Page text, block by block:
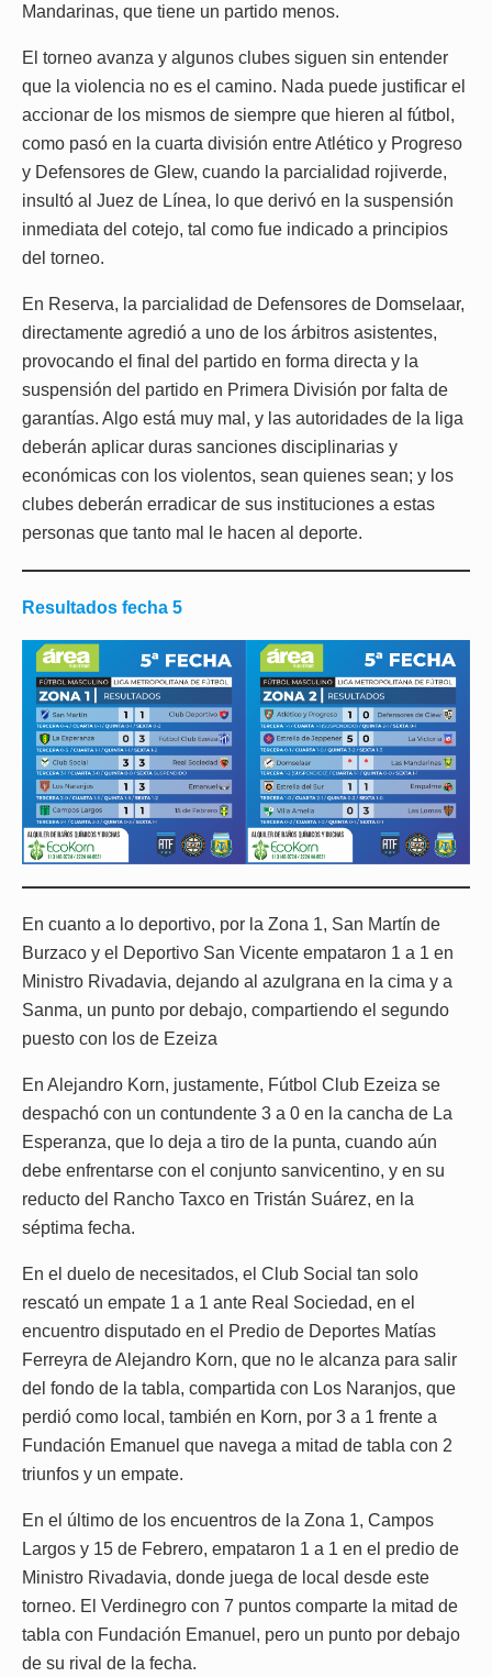
Mandarinas, que tiene un partido menos.
El torneo avanza y algunos clubes siguen sin entender
que la violencia no es el camino. Nada puede justificar el
accionar de los mismos de siempre que hieren al fútbol,
como pasó en la cuarta división entre Atlético y Progreso
y Defensores de Glew, cuando la parcialidad rojiverde,
insultó al Juez de Línea, lo que derivó en la suspensión
inmediata del cotejo, tal como fue indicado a principios
del torneo.
En Reserva, la parcialidad de Defensores de Domselaar,
directamente agredió a uno de los árbitros asistentes,
provocando el final del partido en forma directa y la
suspensión del partido en Primera División por falta de
garantías. Algo está muy mal, y las autoridades de la liga
deberán aplicar duras sanciones disciplinarias y
económicas con los violentos, sean quienes sean; y los
clubes deberán erradicar de sus instituciones a estas
personas que tanto mal le hacen al deporte.
Resultados fecha 5
En cuanto a lo deportivo, por la Zona 1, San Martín de
Burzaco y el Deportivo San Vicente empataron 1 a 1 en
Ministro Rivadavia, dejando al azulgrana en la cima y a
Sanma, un punto por debajo, compartiendo el segundo
puesto con los de Ezeiza
En Alejandro Korn, justamente, Fútbol Club Ezeiza se
despachó con un contundente 3 a 0 en la cancha de La
Esperanza, que lo deja a tiro de la punta, cuando aún
debe enfrentarse con el conjunto sanvicentino, y en su
reducto del Rancho Taxco en Tristán Suárez, en la
séptima fecha.
En el duelo de necesitados, el Club Social tan solo
rescató un empate 1 a 1 ante Real Sociedad, en el
encuentro disputado en el Predio de Deportes Matías
Ferreyra de Alejandro Korn, que no le alcanza para salir
del fondo de la tabla, compartida con Los Naranjos, que
perdió como local, también en Korn, por 3 a 1 frente a
Fundación Emanuel que navega a mitad de tabla con 2
triunfos y un empate.
En el último de los encuentros de la Zona 1, Campos
Largos y 15 de Febrero, empataron 1 a 1 en el predio de
Ministro Rivadavia, donde juega de local desde este
torneo. El Verdinegro con 7 puntos comparte la mitad de
tabla con Fundación Emanuel, pero un punto por debajo
de su rival de la fecha.